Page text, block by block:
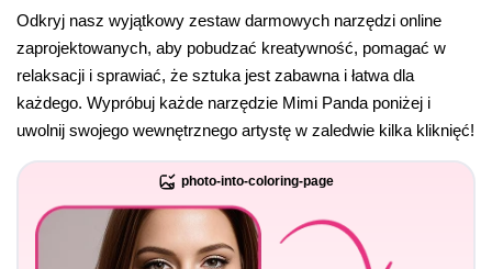
Odkryj nasz wyjątkowy zestaw darmowych narzędzi online
zaprojektowanych, aby pobudzać kreatywność, pomagać w
relaksacji i sprawiać, że sztuka jest zabawna i łatwa dla
każdego. Wypróbuj każde narzędzie Mimi Panda poniżej i
uwolnij swojego wewnętrznego artystę w zaledwie kilka kliknięć!
photo-into-coloring-page